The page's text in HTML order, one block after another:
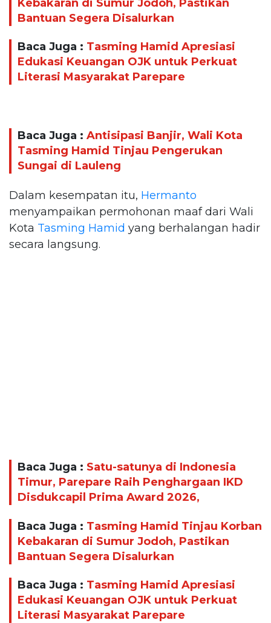
Kebakaran di Sumur Jodoh, Pastikan
Bantuan Segera Disalurkan
Baca Juga : Tasming Hamid Apresiasi
Edukasi Keuangan OJK untuk Perkuat
Literasi Masyarakat Parepare
Baca Juga : Antisipasi Banjir, Wali Kota
Tasming Hamid Tinjau Pengerukan
Sungai di Lauleng
Dalam kesempatan itu, Hermanto
menyampaikan permohonan maaf dari Wali
Kota Tasming Hamid yang berhalangan hadir
secara langsung.
Baca Juga : Satu-satunya di Indonesia
Timur, Parepare Raih Penghargaan IKD
Disdukcapil Prima Award 2026,
Baca Juga : Tasming Hamid Tinjau Korban
Kebakaran di Sumur Jodoh, Pastikan
Bantuan Segera Disalurkan
Baca Juga : Tasming Hamid Apresiasi
Edukasi Keuangan OJK untuk Perkuat
Literasi Masyarakat Parepare